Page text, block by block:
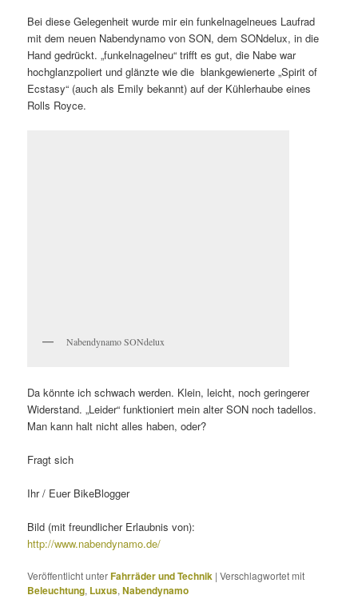
Bei diese Gelegenheit wurde mir ein funkelnagelneues Laufrad
mit dem neuen Nabendynamo von SON, dem SONdelux, in die
Hand gedrückt. „funkelnagelneu“ trifft es gut, die Nabe war
hochglanzpoliert und glänzte wie die blankgewienerte „Spirit of
Ecstasy“ (auch als Emily bekannt) auf der Kühlerhaube eines
Rolls Royce.
Nabendynamo SONdelux
Da könnte ich schwach werden. Klein, leicht, noch geringerer
Widerstand. „Leider“ funktioniert mein alter SON noch tadellos.
Man kann halt nicht alles haben, oder?
Fragt sich
Ihr / Euer BikeBlogger
Bild (mit freundlicher Erlaubnis von):
http://www.nabendynamo.de/
Veröffentlicht unterFahrräder und Technik |Verschlagwortet mit
Beleuchtung, Luxus,Nabendynamo